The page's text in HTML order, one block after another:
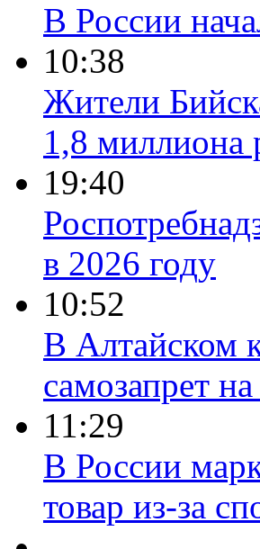
В России
10:38
Жители
1,8 миллиона
19:40
в 2026 году
10:52
В Алтайском
самозапрет
11:29
В России
товар из-за